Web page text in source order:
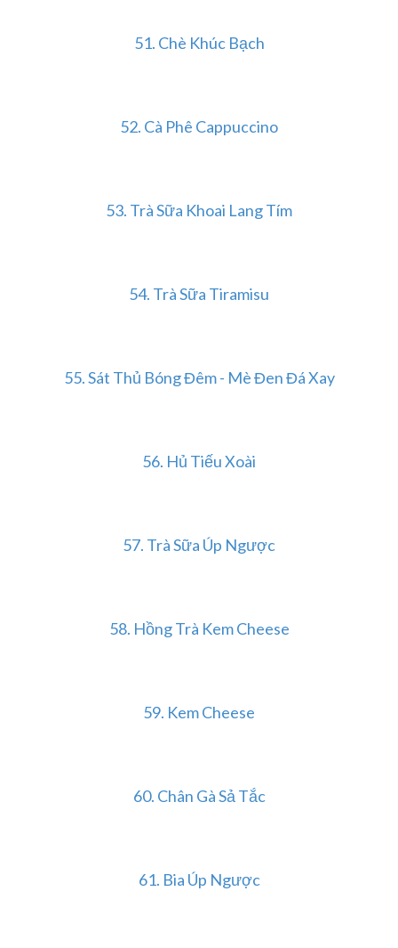
51. Chè Khúc Bạch
52. Cà Phê Cappuccino
53. Trà Sữa Khoai Lang Tím
54. Trà Sữa Tiramisu
55.Sát Thủ Bóng Đêm - Mè Đen Đá Xay
56. Hủ Tiếu Xoài
57. Trà Sữa Úp Ngược
58. Hồng Trà Kem Cheese
59. Kem Cheese
60. Chân Gà Sả Tắc
61. Bia Úp Ngược